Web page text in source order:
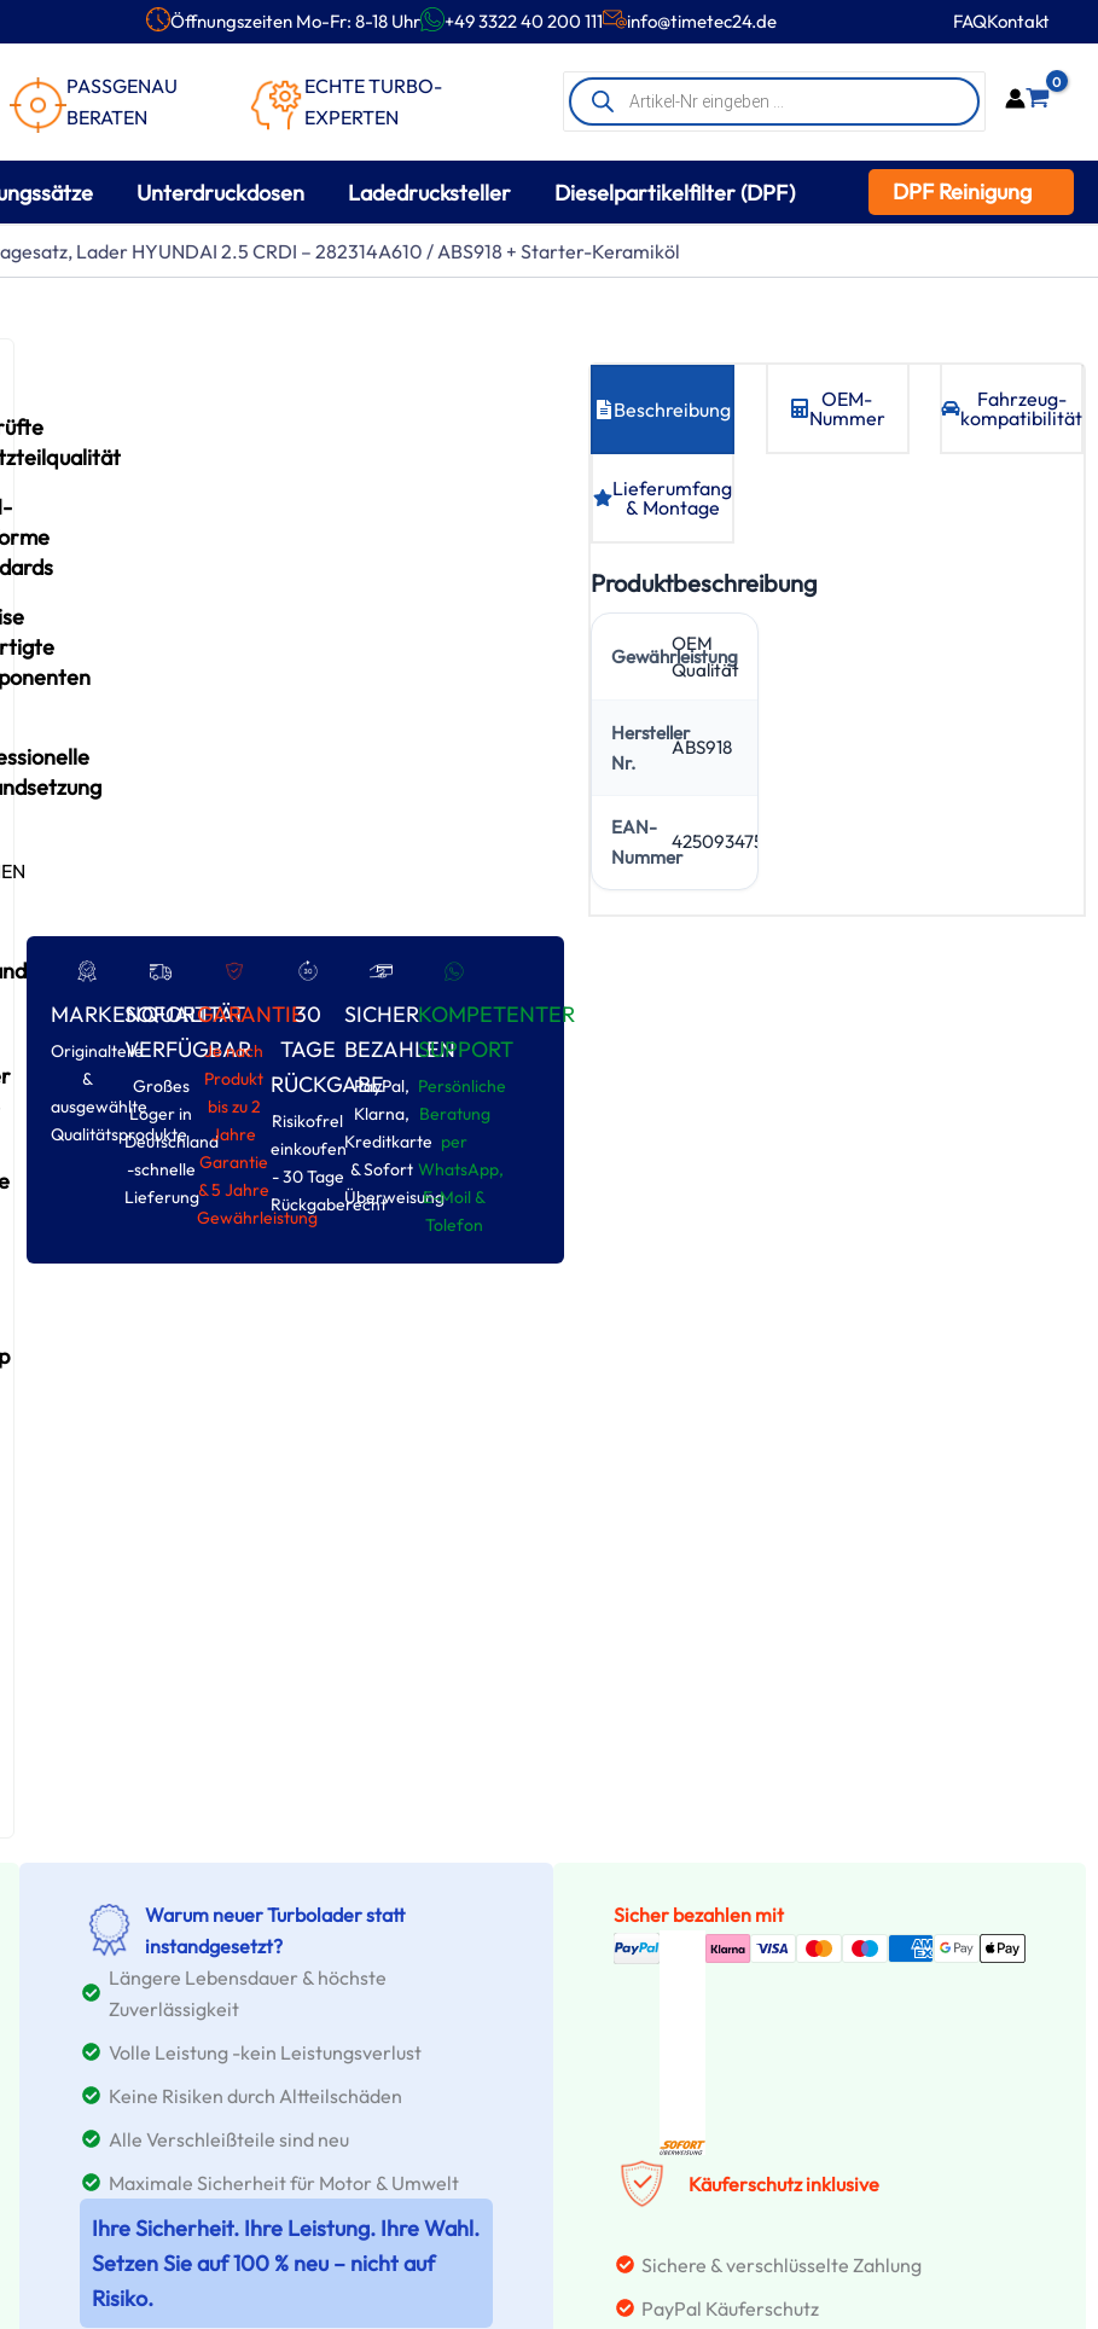
Öffnungszeiten Mo-Fr: 8-18 Uhr +49 3322 40 200 111 info@timetec24.de FAQKontakt
PASSGENAU
BERATEN
ECHTE TURBO-
EXPERTEN
Products
search
0
Unterdruckdosen Ladedrucksteller Dieselpartikelfilter (DPF) DPF Reinigung
Lader HYUNDAI 2.5 CRDI – 282314A610 / ABS918 + Starter-Keramiköl
MARKENQUALITÄT
Originalteile
&
ausgewählte
Qualitätsprodukte
SOFORT
VERFÜGBAR
Großes
Loger in
Deutschland
-schnelle
Lieferung
GARANTIE
Je nach
Produkt
bis zu 2
Jahre
Garantie
& 5 Jahre
Gewährleistung
30
TAGE
RÜCKGABE
Risikofrel
einkoufen
- 30 Tage
Rückgaberecht
SICHER
BEZAHLEN
PayPal,
Klarna,
Kreditkarte
& Sofort
Überweisung
KOMPETENTER
SUPPORT
Persönliche
Beratung
per
WhatsApp,
E-Moil &
Tolefon
Beschreibung
OEM-
Nummer
Fahrzeug­
kompatibilität
Lieferumfang
& Montage
Produktbeschreibung
Gewährleistung
OEM
Qualität
Hersteller
Nr.
ABS918
EAN-
Nummer
4250934758522
Warum neuer Turbolader statt
instandgesetzt?
Längere Lebensdauer & höchste
Zuverlässigkeit
Volle Leistung -kein Leistungsverlust
Keine Risiken durch Altteilschäden
Alle Verschleißteile sind neu
Maximale Sicherheit für Motor & Umwelt
Ihre Sicherheit. Ihre Leistung. Ihre Wahl.
Setzen Sie auf 100 % neu – nicht auf
Risiko.
Sicher bezahlen mit
Käuferschutz inklusive
Sichere & verschlüsselte Zahlung
PayPal Käuferschutz